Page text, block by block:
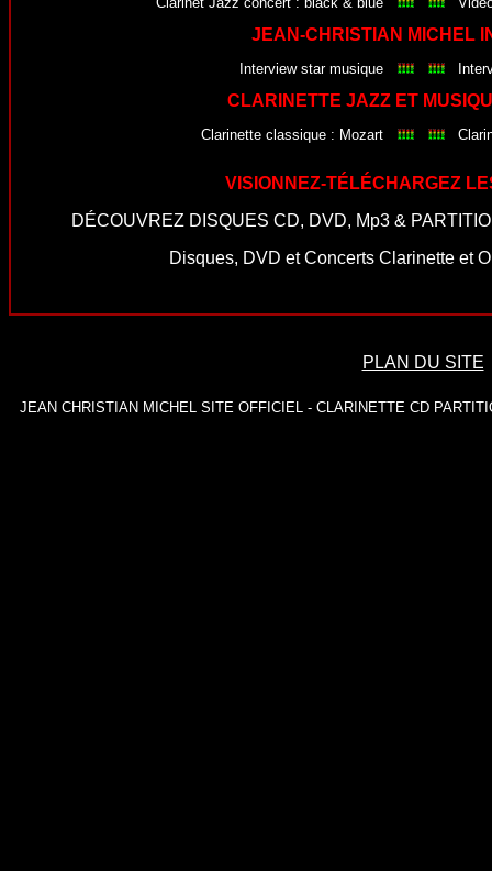
JEAN-CHRISTIAN MICHEL
Interview star musique
CLARINETTE JAZZ ET
Clarinette classique : Mozart
VISIONNEZ-TÉLÉCHARGEZ
DÉCOUVREZ DISQUES CD, DVD, Mp3 &
Disques, DVD et Concerts Clarinette et
PLAN DU SITE
JEAN CHRISTIAN MICHEL SITE OFFICIEL - CLARINETTE CD